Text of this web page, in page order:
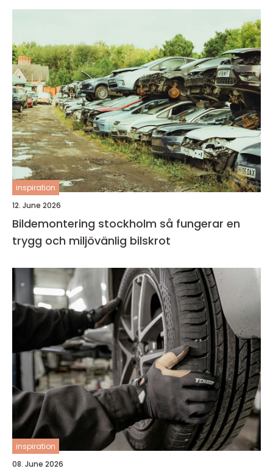
inspiration
12. June 2026
Bildemontering stockholm så fungerar en
trygg och miljövänlig bilskrot
inspiration
08. June 2026